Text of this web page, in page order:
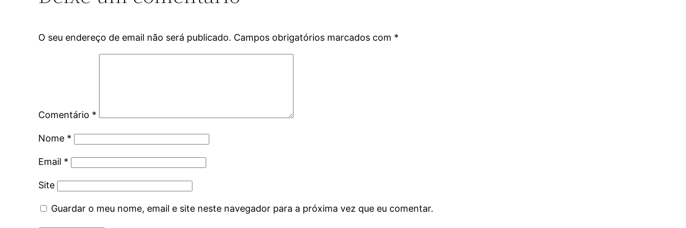
O seu endereço de email não será publicado. Campos obrigatórios marcados com *
Comentário *
Nome *
Email *
Site
Guardar o meu nome, email e site neste navegador para a próxima vez que eu comentar.